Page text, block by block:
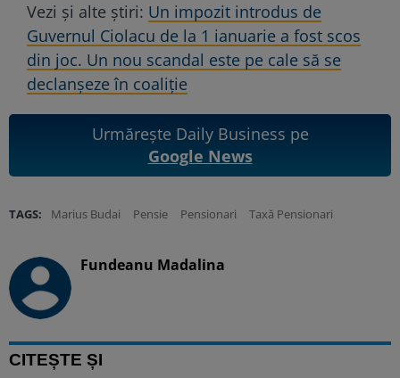
Vezi și alte știri: Un impozit introdus de
Guvernul Ciolacu de la 1 ianuarie a fost scos
din joc. Un nou scandal este pe cale să se
declanșeze în coaliție
Urmărește Daily Business pe
Google News
TAGS: Marius Budai Pensie Pensionari Taxă Pensionari
Fundeanu Madalina
CITEȘTE ȘI